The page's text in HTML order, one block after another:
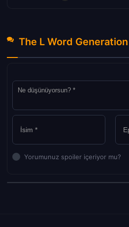
Yorumunuz spoiler içeriyor mu?